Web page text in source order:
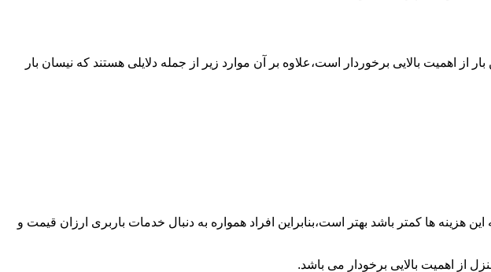
اهمیت بالایی برخوردار است،علاوه بر آن موارد زیر از جمله دلایلی هستند که نیسان بار
ها کمتر باشد بهتر است،بنابراین افراد همواره به دنبال خدمات باربری ارزان قیمت و
از اهمیت بالایی برخودار می باشد.